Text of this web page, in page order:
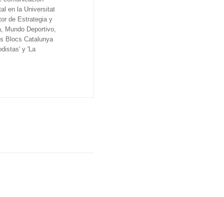
en la Universitat
de Estrategia y
Mundo Deportivo,
Blocs Catalunya
y 'La